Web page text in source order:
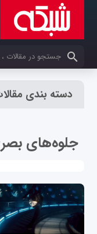
کلمات کلیدی خود را
دسته بندی
جلوه‌های